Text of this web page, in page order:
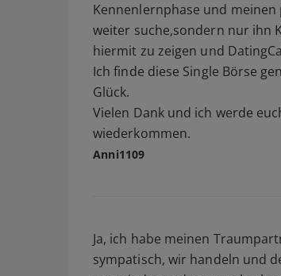
Kennenlernphase und
weiter suche,sondern nur ihn
hiermit zu zeigen und
Ich finde diese Single Börse
Glück.
Vielen Dank und ich werde
wiederkommen.
Anni1109
Ja, ich habe meinen
sympatisch, wir handeln und